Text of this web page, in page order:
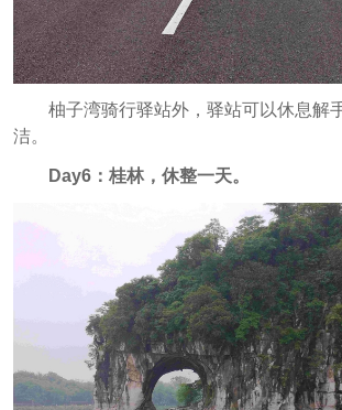
柚子湾骑行驿站外，驿站可以休息解
洁。
Day6：桂林，休整一天。